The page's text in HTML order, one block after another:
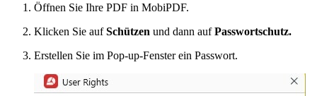
Öffnen Sie Ihre PDF in MobiPDF.
Klicken Sie aufSchützen und dann aufPasswortschutz.
Erstellen Sie im Pop-up-Fenster ein Passwort.